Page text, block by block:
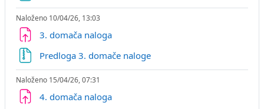
Naloženo 10/04/26, 13:03
3. domača naloga
Predloga 3. domače naloge
Naloženo 15/04/26, 07:31
4. domača naloga